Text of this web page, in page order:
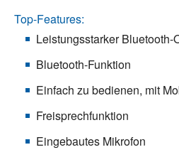
Top-Features:
Leistungsstarker Bluetooth-
Bluetooth-Funktion
Einfach zu bedienen, mit
Freisprechfunktion
Eingebautes Mikrofon